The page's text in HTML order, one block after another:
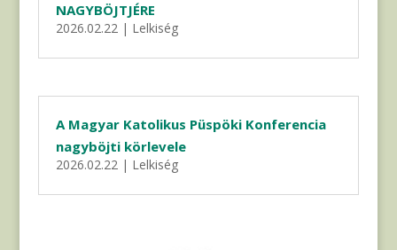
NAGYBÖJTJÉRE
2026.02.22| Lelkiség
A Magyar Katolikus Püspöki Konferencia
nagyböjti körlevele
2026.02.22| Lelkiség